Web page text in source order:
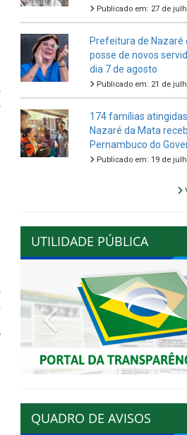
Publicado em: 27 de
Prefeitura de Nazaré
posse de novos
dia 7 de agosto
Publicado em: 21 de
174 famílias
Nazaré da Mata
Pernambuco do
Publicado em: 19 de
UTILIDADE PÚBLICA
Previous
QUADRO DE AVISOS